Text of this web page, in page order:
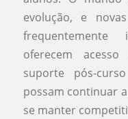
evolução, e
frequentemente
oferecem
suporte pós-
possam continuar
se manter